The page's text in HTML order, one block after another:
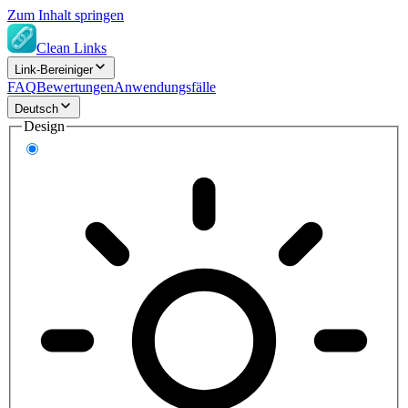
Zum Inhalt springen
Clean Links
Link-Bereiniger
FAQBewertungenAnwendungsfälle
Deutsch
Design